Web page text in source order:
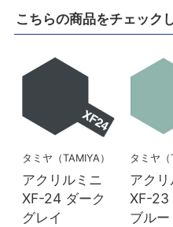
こちらの商品をチェック
タミヤ（TAMIYA）
アクリルミニ
XF-24 ダーク
グレイ
タミヤ（
アク
XF-23
ブルー